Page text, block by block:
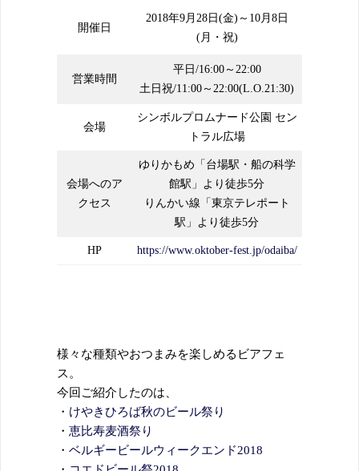
開催日
2018年9月28日(金)～10月8日
(月・祝)
営業時間
平日/16:00～22:00
土日祝/11:00～22:00(L.O.21:30)
会場
シンボルプロムナード公園 セン
トラル広場
会場へのア
クセス
ゆりかもめ「台場駅・船の科学
館駅」より徒歩5分
りんかい線「東京テレポート
駅」より徒歩5分
HP https://www.oktober-fest.jp/odaiba/
様々な種類やおつまみを楽しめるビアフェ
ス。
今回ご紹介したのは、
・ けやきひろば秋のビール祭り
・ 恵比寿麦酒祭り
・ ベルギービールウィークエンド2018